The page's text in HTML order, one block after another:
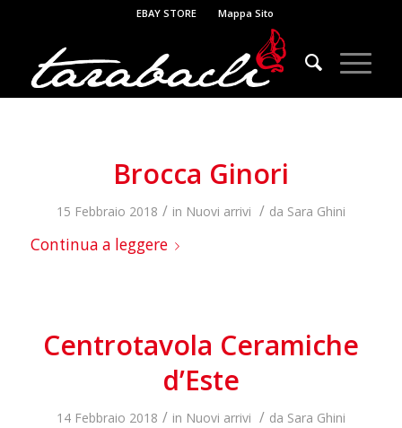
EBAY STORE Mappa Sito
Brocca Ginori
15 Febbraio 2018 / in Nuovi arrivi / da Sara Ghini
Continua a leggere
Centrotavola Ceramiche
d’Este
14 Febbraio 2018 / in Nuovi arrivi / da Sara Ghini